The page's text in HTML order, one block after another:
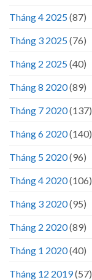
Tháng 4 2025(87)
Tháng 3 2025(76)
Tháng 2 2025(40)
Tháng 8 2020(89)
Tháng 7 2020(137)
Tháng 6 2020(140)
Tháng 5 2020(96)
Tháng 4 2020(106)
Tháng 3 2020(95)
Tháng 2 2020(89)
Tháng 1 2020(40)
Tháng 12 2019(57)